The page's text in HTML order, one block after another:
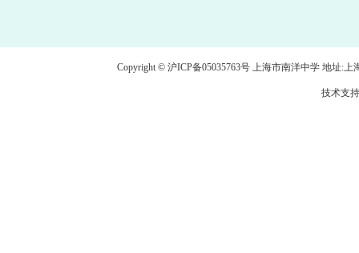
Copyright © 沪ICP备05035763号 上海市南洋中学 地址:上
技术支